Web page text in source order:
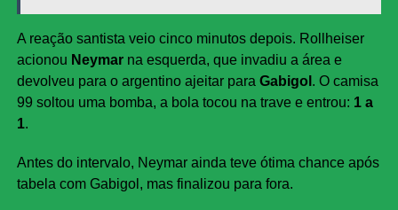
A reação santista veio cinco minutos depois. Rollheiser
acionou Neymarna esquerda, que invadiu a área e
devolveu para o argentino ajeitar para Gabigol . O camisa
99 soltou uma bomba, a bola tocou na trave e entrou: 1 a
1.
Antes do intervalo, Neymar ainda teve ótima chance após
tabela com Gabigol, mas finalizou para fora.